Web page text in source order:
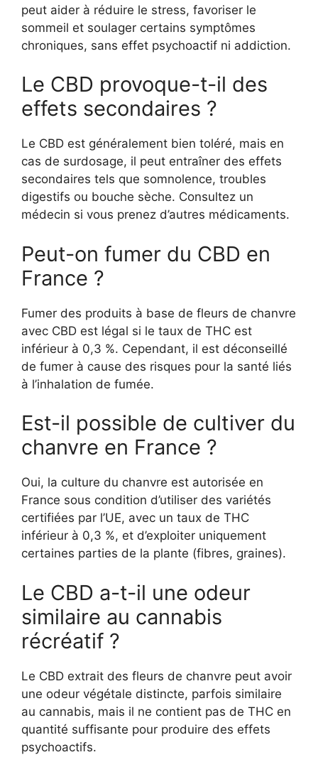
peut aider à réduire le stress, favoriser le
sommeil et soulager certains symptômes
chroniques, sans effet psychoactif ni addiction.
Le CBD provoque-t-il des
effets secondaires ?
Le CBD est généralement bien toléré, mais en
cas de surdosage, il peut entraîner des effets
secondaires tels que somnolence, troubles
digestifs ou bouche sèche. Consultez un
médecin si vous prenez d’autres médicaments.
Peut-on fumer du CBD en
France ?
Fumer des produits à base de fleurs de chanvre
avec CBD est légal si le taux de THC est
inférieur à 0,3 %. Cependant, il est déconseillé
de fumer à cause des risques pour la santé liés
à l’inhalation de fumée.
Est-il possible de cultiver du
chanvre en France ?
Oui, la culture du chanvre est autorisée en
France sous condition d’utiliser des variétés
certifiées par l’UE, avec un taux de THC
inférieur à 0,3 %, et d’exploiter uniquement
certaines parties de la plante (fibres, graines).
Le CBD a-t-il une odeur
similaire au cannabis
récréatif ?
Le CBD extrait des fleurs de chanvre peut avoir
une odeur végétale distincte, parfois similaire
au cannabis, mais il ne contient pas de THC en
quantité suffisante pour produire des effets
psychoactifs.